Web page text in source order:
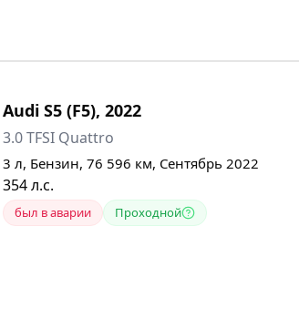
Audi S5 (F5), 2022
3.0 TFSI Quattro
3 л, Бензин, 76 596 км, Сентябрь 2022
354л.с.
был в аварии Проходной